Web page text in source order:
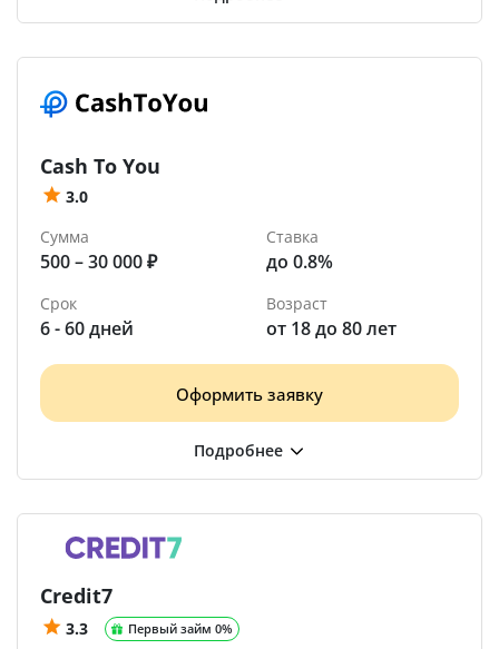
Cash To You
3.0
Сумма
500 – 30 000 ₽
Ставка
до 0.8%
Срок
6 - 60 дней
Возраст
от 18 до 80 лет
Оформить заявку
Credit7
3.3 Первый займ 0%